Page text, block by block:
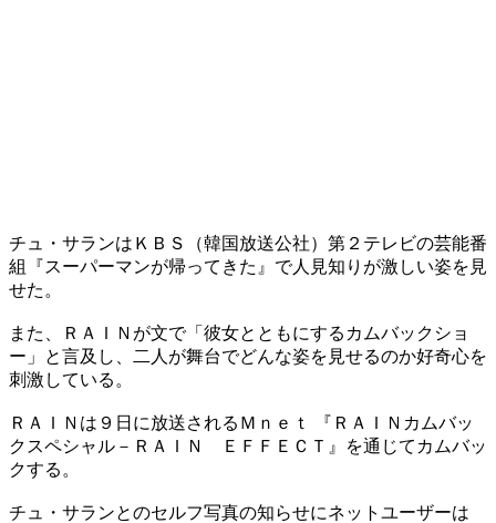
チュ・サランはＫＢＳ（韓国放送公社）第２テレビの芸能番
組『スーパーマンが帰ってきた』で人見知りが激しい姿を見
せた。
また、ＲＡＩＮが文で「彼女とともにするカムバックショ
ー」と言及し、二人が舞台でどんな姿を見せるのか好奇心を
刺激している。
ＲＡＩＮは９日に放送されるＭｎｅｔ 『ＲＡＩＮカムバッ
クスペシャル－ＲＡＩＮ ＥＦＦＥＣＴ』を通じてカムバッ
クする。
チュ・サランとのセルフ写真の知らせにネットユーザーは